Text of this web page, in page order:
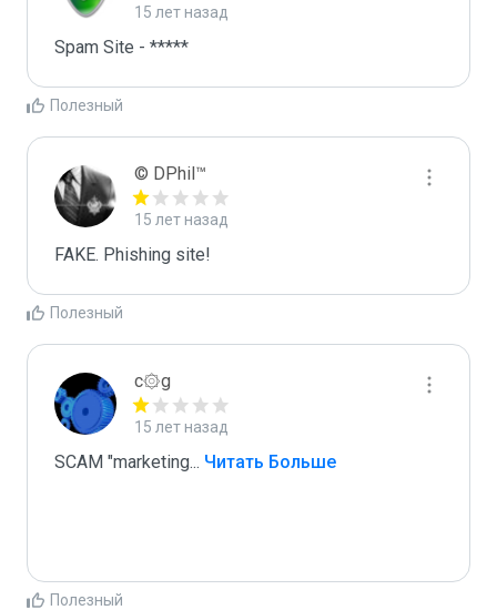
15 лет назад
Spam Site - *****
Полезный
© DPhil™
15 лет назад
FAKE. Phishing site!
Полезный
c۞g
15 лет назад
SCAM "marketing... Читать Больше
Полезный